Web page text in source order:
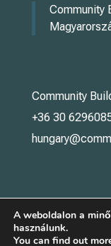
Community
Community
+36 30
A weboldalon a
használunk.
You can find out